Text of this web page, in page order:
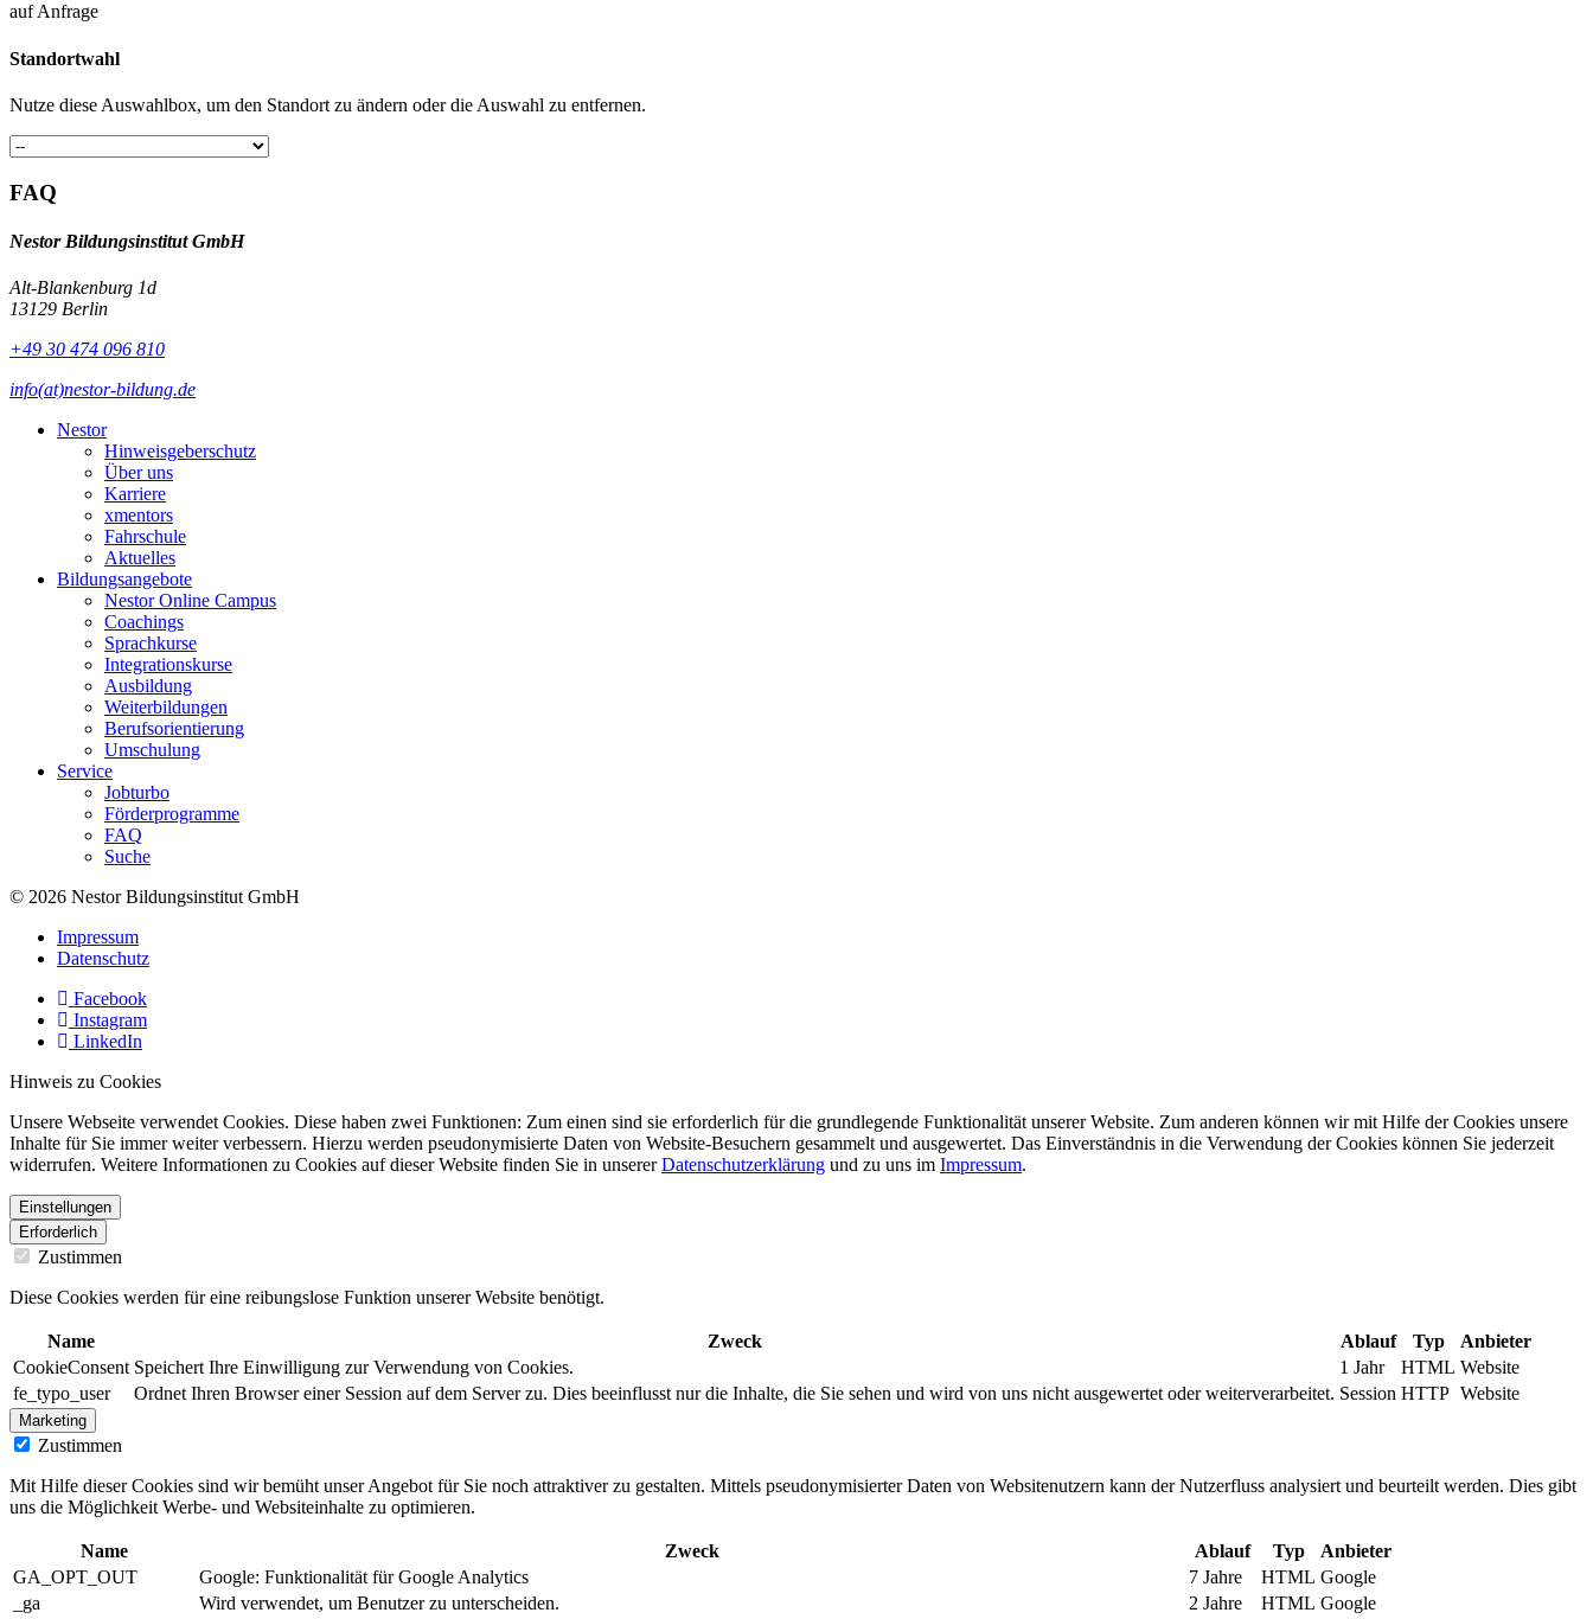
auf Anfrage
Standortwahl
Nutze diese Auswahlbox, um den Standort zu ändern oder die Auswahl zu entfernen.
FAQ
Nestor Bildungsinstitut GmbH
Alt-Blankenburg 1d
13129 Berlin
+49 30 474 096 810
info(at)nestor-bildung.de
Nestor
Hinweisgeberschutz
Über uns
Karriere
xmentors
Fahrschule
Aktuelles
Bildungsangebote
Nestor Online Campus
Coachings
Sprachkurse
Integrationskurse
Ausbildung
Weiterbildungen
Berufsorientierung
Umschulung
Service
Jobturbo
Förderprogramme
FAQ
Suche
© 2026 Nestor Bildungsinstitut GmbH
Impressum
Datenschutz
Facebook
Instagram
LinkedIn
Hinweis zu Cookies
Unsere Webseite verwendet Cookies. Diese haben zwei Funktionen: Zum einen sind sie erforderlich für die grundlegende Funktionalität unserer Website. Zum anderen können wir mit Hilfe der Cookies unsere
Inhalte für Sie immer weiter verbessern. Hierzu werden pseudonymisierte Daten von Website-Besuchern gesammelt und ausgewertet. Das Einverständnis in die Verwendung der Cookies können Sie jederzeit
widerrufen. Weitere Informationen zu Cookies auf dieser Website finden Sie in unsererDatenschutzerklärung und zu uns im Impressum.
Einstellungen
Erforderlich
Zustimmen
Diese Cookies werden für eine reibungslose Funktion unserer Website benötigt.
Name Zweck Ablauf Typ
Anbieter
CookieConsent Speichert Ihre Einwilligung zur Verwendung von Cookies. 1 Jahr HTML Website
fe_typo_user
Ordnet Ihren Browser einer Session auf dem Server zu. Dies beeinflusst nur die Inhalte, die Sie sehen und wird von uns nicht ausgewertet oder weiterverarbeitet. Session HTTP Website
Marketing
Zustimmen
Mit Hilfe dieser Cookies sind wir bemüht unser Angebot für Sie noch attraktiver zu gestalten. Mittels pseudonymisierter Daten von Websitenutzern kann der Nutzerfluss analysiert und beurteilt werden. Dies gibt
uns die Möglichkeit Werbe- und Websiteinhalte zu optimieren.
Name Zweck Ablauf Typ
Anbieter
GA_OPT_OUT
Google: Funktionalität für Google Analytics 7 Jahre HTML Google
_ga
Wird verwendet, um Benutzer zu unterscheiden. 2 Jahre HTML Google